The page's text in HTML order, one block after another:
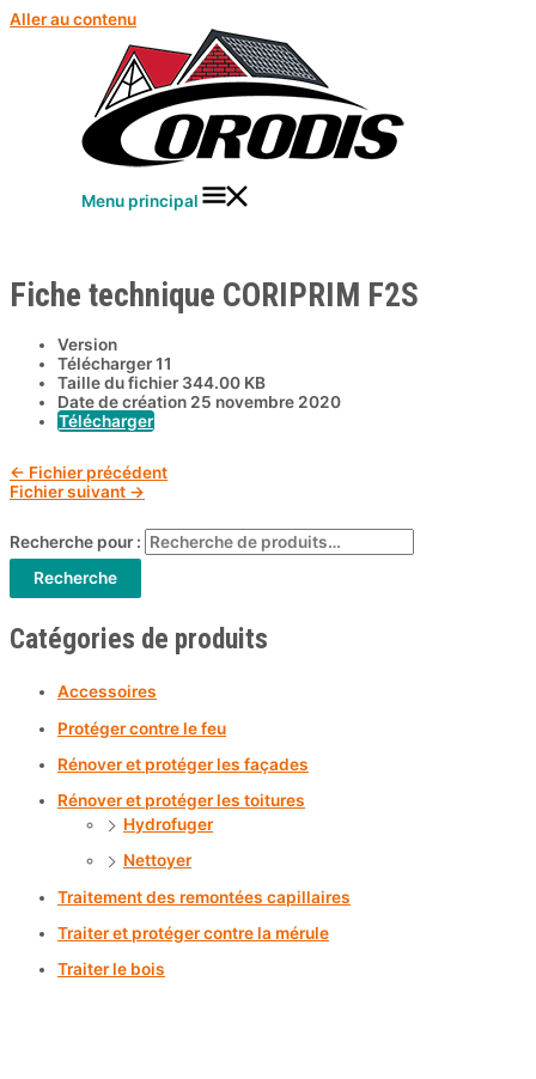
Aller au contenu
Menu principal
Fiche technique CORIPRIM F2S
Version
Télécharger11
Taille du fichier 344.00 KB
Date de création 25 novembre 2020
Télécharger
← Fichier précédent
Fichier suivant →
Recherche pour :
Recherche
Catégories de produits
Accessoires
Protéger contre le feu
Rénover et protéger les façades
Rénover et protéger les toitures
Hydrofuger
Nettoyer
Traitement des remontées capillaires
Traiter et protéger contre la mérule
Traiter le bois